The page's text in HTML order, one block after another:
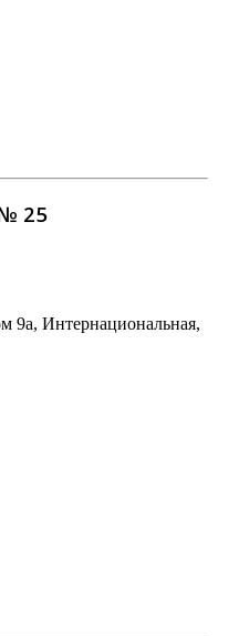
25
9а, Интернациональная,